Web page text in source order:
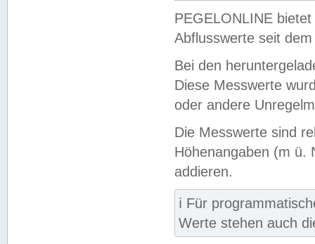
PEGELONLINE
Abflusswerte seit
Bei den
Diese Messwerte
oder andere
Die Messwerte sind
Höhenangaben (m ü.
addieren.
ℹ️ Für
Werte stehen auch